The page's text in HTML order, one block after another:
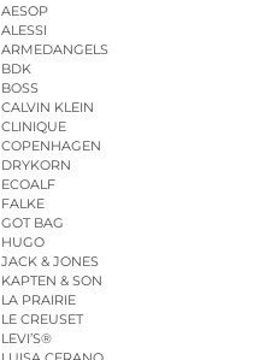
AESOP
ALESSI
ARMEDANGELS
BDK
BOSS
CALVIN KLEIN
CLINIQUE
COPENHAGEN
DRYKORN
ECOALF
FALKE
GOT BAG
HUGO
JACK & JONES
KAPTEN & SON
LA PRAIRIE
LE CREUSET
LEVI’S®